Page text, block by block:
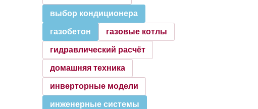
выбор кондиционера
газобетон газовые котлы
гидравлический расчёт
домашняя техника
инверторные модели
инженерные системы